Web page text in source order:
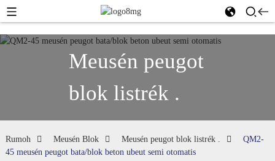
Meusén peugot
blok listrék .
Rumoh Meusén Blok Meusén peugot blok listrék .
QM2-
45 meusén peugot bata/blok beton ubeut semi otomatis